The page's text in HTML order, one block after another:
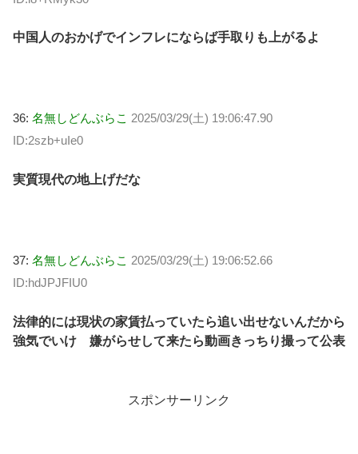
中国人のおかげでインフレにならば手取りも上がるよ
36: 名無しどんぶらこ 2025/03/29(土) 19:06:47.90
ID:2szb+uIe0
実質現代の地上げだな
37: 名無しどんぶらこ 2025/03/29(土) 19:06:52.66
ID:hdJPJFIU0
法律的には現状の家賃払っていたら追い出せないんだから
強気でいけ 嫌がらせして来たら動画きっちり撮って公表
スポンサーリンク